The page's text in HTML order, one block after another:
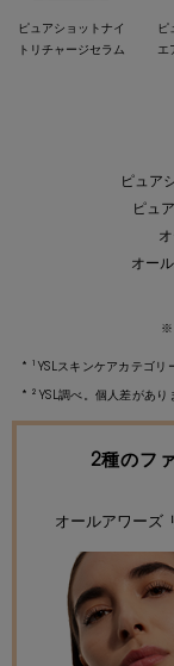
ピュアショットナイ
ト リチャージセラム
ピ
エ
ピュア
ピュ
オー
¹ YSLスキンケアカテゴ
² YSL調べ。個人差があり
2種のフ
オールアワーズ